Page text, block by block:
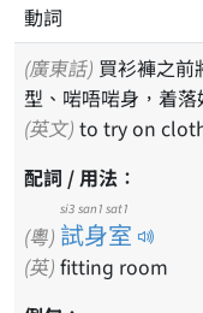
動詞
(廣東話)
型、啱唔啱身，着
(英文) to try on
配詞 / 用法：
(粵) 試身室
si3 san1 sat1
(英) fitting room